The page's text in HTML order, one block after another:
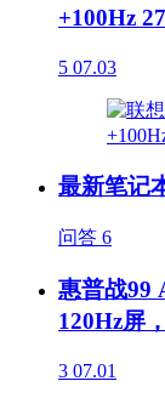
+100Hz
5 07.03
最新笔记
问答 6
惠普战99
120Hz屏
3 07.01